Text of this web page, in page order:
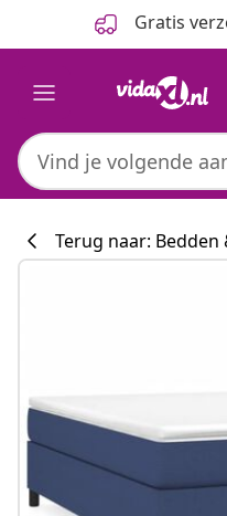
Gratis
Terug naar: